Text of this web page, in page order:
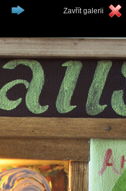
Zavřít galerii